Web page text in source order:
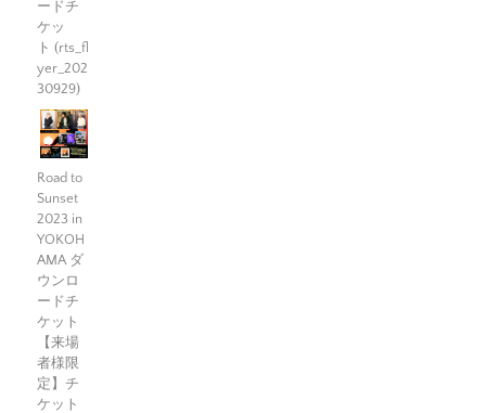
ードチ
ケッ
ト (rts_fl
yer_202
30929)
Road to
Sunset
2023 in
YOKOH
AMA ダ
ウンロ
ードチ
ケット
【来場
者様限
定】チ
ケット